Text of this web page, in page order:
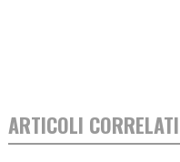
ARTICOLI CORRELATI